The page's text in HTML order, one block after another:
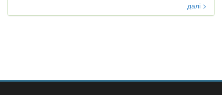
далі >